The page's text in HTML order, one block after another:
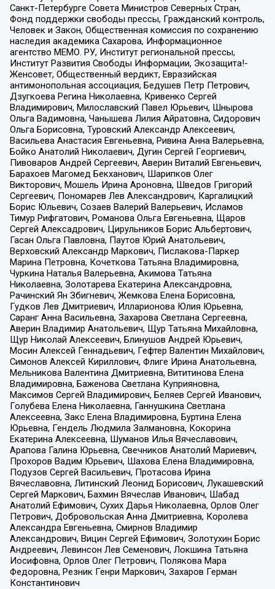
Санкт-Петербурге Совета Министров Северных Стран,
Фонд поддержки свободы прессы, Гражданский контроль,
Человек и Закон, Общественная комиссия по сохранению
наследия академика Сахарова, Информационное
агентство МЕМО. РУ, Институт региональной прессы,
Институт Развития Свободы Информации, Экозащита!-
Женсовет, Общественный вердикт, Евразийская
антимонопольная ассоциация, Бедушев Петр Петрович,
Дзугкоева Регина Николаевна, Кривенко Сергей
Владимирович, Милославский Павел Юрьевич, Шнырова
Ольга Вадимовна, Чанышева Лилия Айратовна, Сидорович
Ольга Борисовна, Туровский Александр Алексеевич,
Васильева Анастасия Евгеньевна, Ривина Анна Валерьевна,
Бойко Анатолий Николаевич, Дугин Сергей Георгиевич,
Пивоваров Андрей Сергеевич, Аверин Виталий Евгеньевич,
Барахоев Магомед Бекханович, Шарипков Олег
Викторович, Мошель Ирина Ароновна, Шведов Григорий
Сергеевич, Пономарев Лев Александрович, Каргалицкий
Борис Юльевич, Созаев Валерий Валерьевич, Исламов
Тимур Рифгатович, Романова Ольга Евгеньевна, Щаров
Сергей Алексадрович, Цирульников Борис Альбертович,
Гасан Ольга Павловна, Паутов Юрий Анатольевич,
Верховский Александр Маркович, Пислакова-Паркер
Марина Петровна, Кочеткова Татьяна Владимировна,
Чуркина Наталья Валерьевна, Акимова Татьяна
Николаевна, Золотарева Екатерина Александровна,
Рачинский Ян Збигневич, Жемкова Елена Борисовна,
Гудков Лев Дмитриевич, Илларионова Юлия Юрьевна,
Саранг Анна Васильевна, Захарова Светлана Сергеевна,
Аверин Владимир Анатольевич, Щур Татьяна Михайловна,
Щур Николай Алексеевич, Блинушов Андрей Юрьевич,
Мосин Алексей Геннадьевич, Гефтер Валентин Михайлович,
Симонов Алексей Кириллович, Флиге Ирина Анатольевна,
Мельникова Валентина Дмитриевна, Вититинова Елена
Владимировна, Баженова Светлана Куприяновна,
Максимов Сергей Владимирович, Беляев Сергей Иванович,
Голубева Елена Николаевна, Ганнушкина Светлана
Алексеевна, Закс Елена Владимировна, Буртина Елена
Юрьевна, Гендель Людмила Залмановна, Кокорина
Екатерина Алексеевна, Шуманов Илья Вячеславович,
Арапова Галина Юрьевна, Свечников Анатолий Мариевич,
Прохоров Вадим Юрьевич, Шахова Елена Владимировна,
Подузов Сергей Васильевич, Протасова Ирина
Вячеславовна, Литинский Леонид Борисович, Лукашевский
Сергей Маркович, Бахмин Вячеслав Иванович, Шабад
Анатолий Ефимович, Сухих Дарья Николаевна, Орлов Олег
Петрович, Добровольская Анна Дмитриевна, Королева
Александра Евгеньевна, Смирнов Владимир
Александрович, Вицин Сергей Ефимович, Золотухин Борис
Андреевич, Левинсон Лев Семенович, Локшина Татьяна
Иосифовна, Орлов Олег Петрович, Полякова Мара
Федоровна, Резник Генри Маркович, Захаров Герман
Константинович